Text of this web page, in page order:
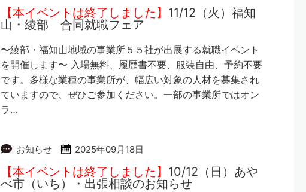
【本イベントは終了しました】 11/12（火）福知
山・綾部 合同就職フェア
〜綾部・福知山地域の事業所５５社が出展する就職イベント
を開催します〜 入場無料、履歴書不要、服装自由、予約不要
です。多様な業種の事業所が、幅広い対象の人材を募集され
ていますので、ぜひご参加ください。一部の事業所ではオン
ラ…
お知らせ 2025年09月18日
【本イベントは終了しました】 10/12（日）あや
べ市（いち）・出張相談のお知らせ